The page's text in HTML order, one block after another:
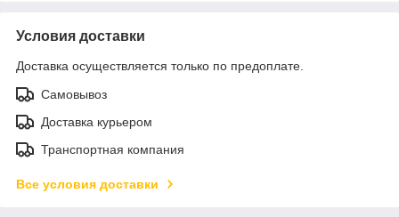
Условия доставки
Доставка осуществляется только по предоплате.
Самовывоз
Доставка курьером
Транспортная компания
Все условия доставки